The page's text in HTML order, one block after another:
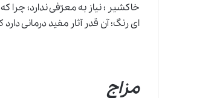
خاکشیر ؛ نیاز به معرّفی ندارد؛
ای رنگ؛ آن قدر آثار مفید درمانی
مزاج